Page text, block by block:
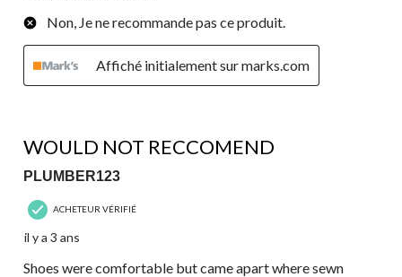
Non, Je ne recommande pas ce produit.
Affiché initialement sur marks.com
WOULD NOT RECCOMEND
PLUMBER123
ACHETEUR VÉRIFIÉ
il y a 3 ans
Shoes were comfortable but came apart where sewn